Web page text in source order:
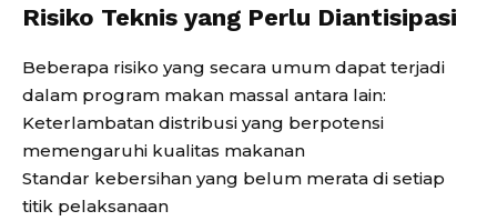
Risiko Teknis yang Perlu Diantisipasi
Beberapa risiko yang secara umum dapat terjadi
dalam program makan massal antara lain:
Keterlambatan distribusi yang berpotensi
memengaruhi kualitas makanan
Standar kebersihan yang belum merata di setiap
titik pelaksanaan